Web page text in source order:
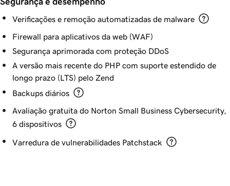
Verificações e remoção automatizadas de malware
Firewall para aplicativos da web (WAF)
Segurança aprimorada com proteção DDoS
A versão mais recente do PHP com suporte estendido de
longo prazo (LTS) pelo Zend
Backups diários
Avaliação gratuita do Norton Small Business Cybersecurity,
6 dispositivos
Varredura de vulnerabilidades Patchstack